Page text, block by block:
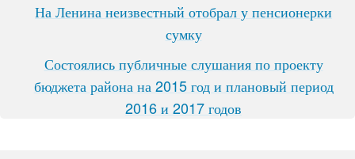
На Ленина неизвестный отобрал у пенсионерки
сумку
Состоялись публичные слушания по проекту
бюджета района на 2015 год и плановый период
2016 и 2017 годов